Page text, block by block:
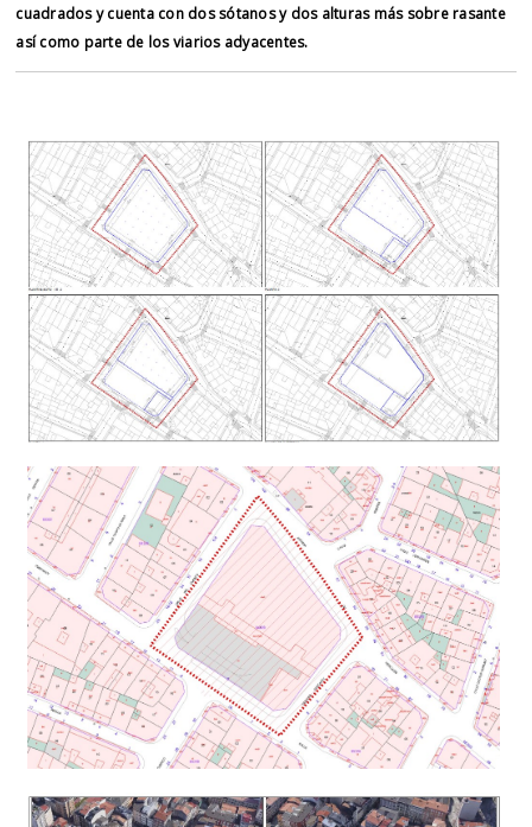
cuadrados y cuenta con dos sótanos y dos alturas más sobre rasante
así como parte de los viarios adyacentes.